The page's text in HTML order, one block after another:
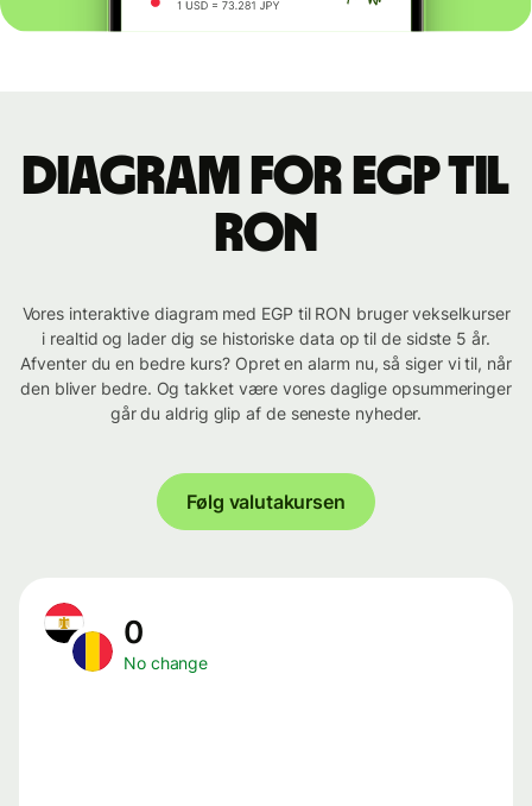
Diagram for EGP til
RON
Vores interaktive diagram med EGP til RON bruger vekselkurser
i realtid og lader dig se historiske data op til de sidste 5 år.
Afventer du en bedre kurs? Opret en alarm nu, så siger vi til, når
den bliver bedre. Og takket være vores daglige opsummeringer
går du aldrig glip af de seneste nyheder.
Følg valutakursen
0
No change